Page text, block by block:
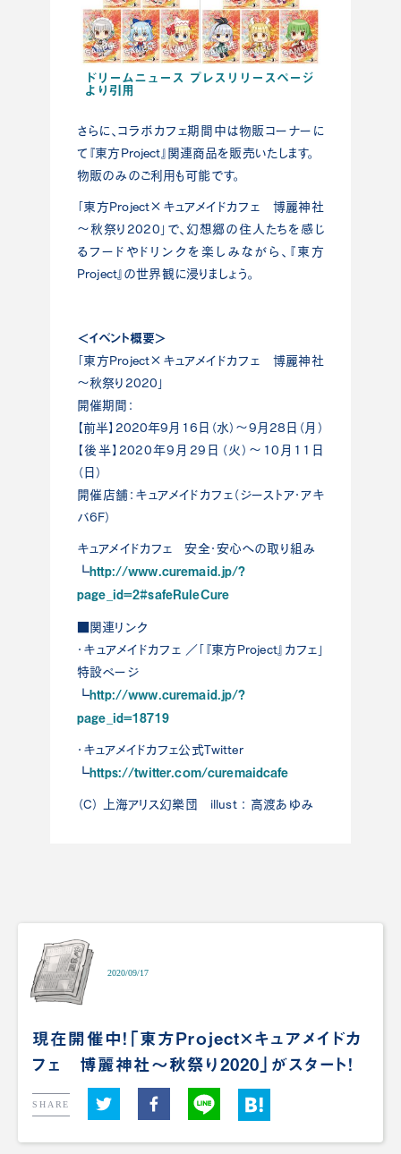
ドリームニュース プレスリリースページ
より引用
さらに、コラボカフェ期間中は物販コーナーに
て『東方Project』関連商品を販売いたします。
物販のみのご利用も可能です。
「東方Project×キュアメイドカフェ 博麗神社
～秋祭り2020」で、幻想郷の住人たちを感じ
るフードやドリンクを楽しみながら、『東方
Project』の世界観に浸りましょう。
＜イベント概要＞
「東方Project×キュアメイドカフェ 博麗神社
～秋祭り2020」
開催期間：
【前半】2020年9月16日（水）～9月28日（月）
【後半】2020年9月29日（火）～10月11日
（日）
開催店舗：キュアメイドカフェ（ジーストア・アキ
バ6F）
キュアメイドカフェ 安全・安心への取り組み
┗http://www.curemaid.jp/?
page_id=2#safeRuleCure
■関連リンク
・キュアメイドカフェ ／「『東方Project』カフェ」
特設ページ
┗http://www.curemaid.jp/?
page_id=18719
・キュアメイドカフェ公式Twitter
┗https://twitter.com/curemaidcafe
（C） 上海アリス幻樂団 illust ： 高渡あゆみ
2020/09/17
現在開催中！「東方Project×キュアメイドカ
フェ 博麗神社～秋祭り2020」がスタート！
SHARE